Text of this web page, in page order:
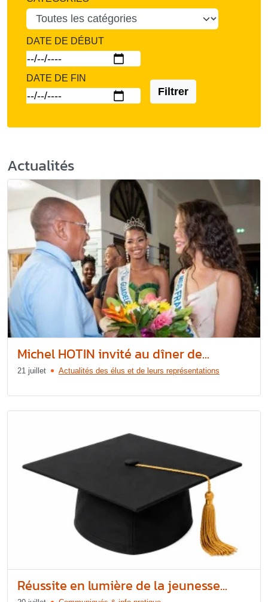
DATE DE DÉBUT
DATE DE FIN
Filtrer
Actualités
Michel HOTIN invité au dîner de...
21 juillet Actualités des élus et de leurs représentations
Réussite en lumière de la jeunesse...